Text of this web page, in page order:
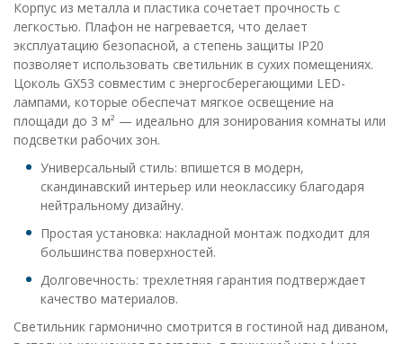
Корпус из металла и пластика сочетает прочность с
легкостью. Плафон не нагревается, что делает
эксплуатацию безопасной, а степень защиты IP20
позволяет использовать светильник в сухих помещениях.
Цоколь GX53 совместим с энергосберегающими LED-
лампами, которые обеспечат мягкое освещение на
площади до 3 м² — идеально для зонирования комнаты или
подсветки рабочих зон.
Универсальный стиль: впишется в модерн,
скандинавский интерьер или неоклассику благодаря
нейтральному дизайну.
Простая установка: накладной монтаж подходит для
большинства поверхностей.
Долговечность: трехлетняя гарантия подтверждает
качество материалов.
Светильник гармонично смотрится в гостиной над диваном,